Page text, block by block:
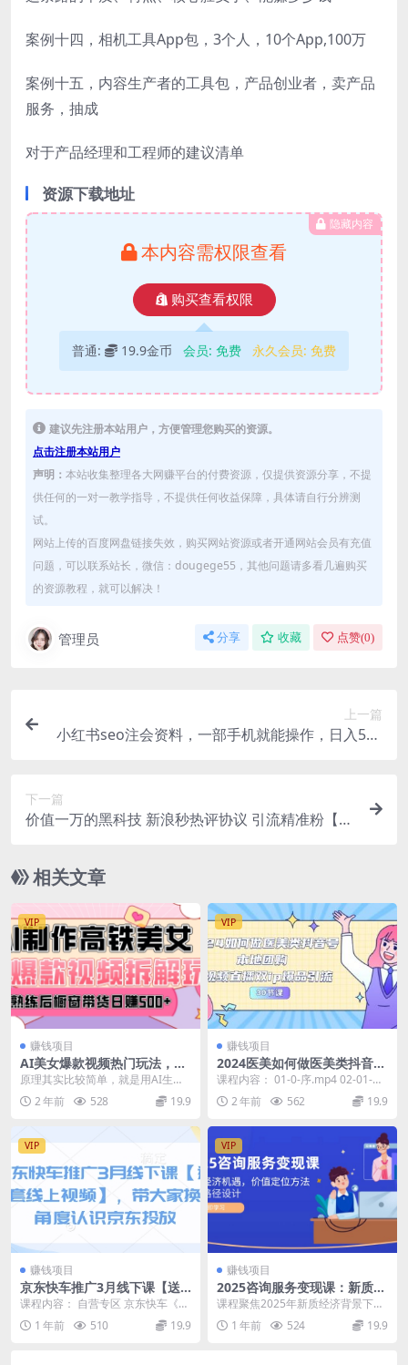
案例十四，相机工具App包，3个人，10个App,100万
案例十五，内容生产者的工具包，产品创业者，卖产品
服务，抽成
对于产品经理和工程师的建议清单
资源下载地址
隐藏内容
本内容需权限查看
购买查看权限
普通: 19.9金币 会员: 免费 永久会员: 免费
建议先注册本站用户，方便管理您购买的资源。
点击注册本站用户
声明： 本站收集整理各大网赚平台的付费资源，仅提供资源分享，不提
供任何的一对一教学指导，不提供任何收益保障，具体请自行分辨测
试。
网站上传的百度网盘链接失效，购买网站资源或者开通网站会员有充值
问题，可以联系站长，微信：dougege55，其他问题请多看几遍购买
的资源教程，就可以解决！
管理员 分享 收藏 点赞(0)
上一篇
小红书seo注会资料，一部手机就能操作，日入500
下一篇
价值一万的黑科技 新浪秒热评协议 引流精准粉【揭
相关文章
VIP
赚钱项目
AI美女爆款视频热门玩法，日
均变现5张，赶快跟上一起吃
肉
原理其实比较简单，就是用AI生成
美女视频然后发布到快手上面涨粉
并变现。任何时候美...
2 年前 528 19.9
VIP
赚钱项目
2024医美如何做医美类抖音
号，本地团购、短视频直播双i
p爆品引流-30节
课程内容： 01-0-序.mp4 02-01-账
号定位.mp4 03-02-误区...
2 年前 562 19.9
VIP
赚钱项目
京东快车推广3月线下课【送
全套线上视频】，带大家换个
角度认识京东投放
课程内容： 自营专区 京东快车《投
放十八掌》 用户营销能力_ev.mp4
套完美...
1 年前 510 19.9
VIP
赚钱项目
2025咨询服务变现课：新质经
济机遇，价值定位方法，商业
路径设计
课程聚焦2025年新质经济背景下咨
询师IP变现，通过生命星光轮定位
价值、POA行...
1 年前 524 19.9